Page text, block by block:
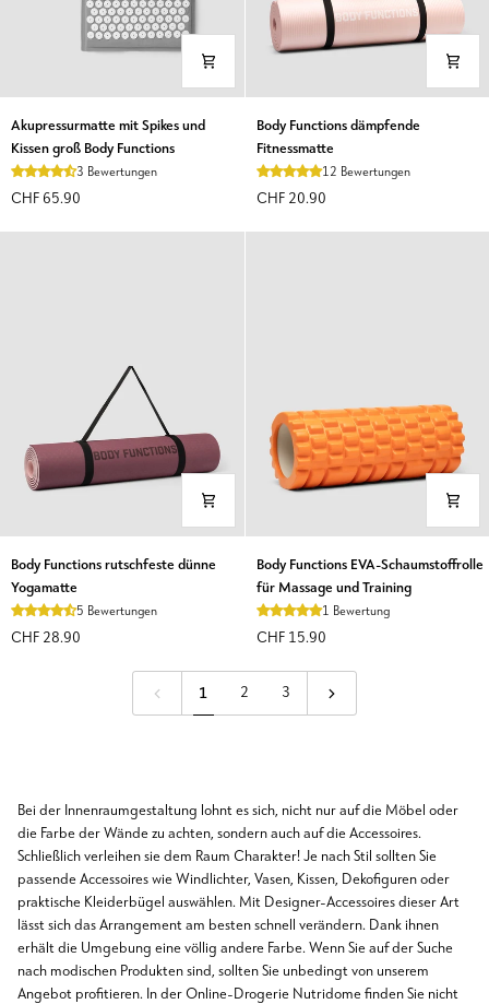
Akupressurmatte
mit
Spikes
Kissen
groß
Akupressurmatte mit Spikes und
Kissen groß Body Functions
3 Bewertungen
CHF 65.90
Body
Functions
dämpfende
Body Functions dämpfende
Fitnessmatte
12 Bewertungen
CHF 20.90
Body
Functions
rutschfeste
Yogamatte
Body Functions rutschfeste dünne
Yogamatte
5 Bewertungen
CHF 28.90
Body
Functions
EVA-
für
Massage
Training
Body Functions EVA-Schaumstoffrolle
für Massage und Training
1 Bewertung
CHF 15.90
1 2 3
Bei der Innenraumgestaltung lohnt es sich, nicht nur auf die Möbel oder
die Farbe der Wände zu achten, sondern auch auf die Accessoires.
Schließlich verleihen sie dem Raum Charakter! Je nach Stil sollten Sie
passende Accessoires wie Windlichter, Vasen, Kissen, Dekofiguren oder
praktische Kleiderbügel auswählen. Mit Designer-Accessoires dieser Art
lässt sich das Arrangement am besten schnell verändern. Dank ihnen
erhält die Umgebung eine völlig andere Farbe. Wenn Sie auf der Suche
nach modischen Produkten sind, sollten Sie unbedingt von unserem
Angebot profitieren. In der Online-Drogerie Nutridome finden Sie nicht